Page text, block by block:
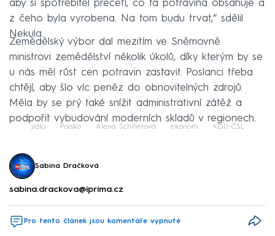
aby si spotřebitel přečetl, co ta potravina obsahuje a
z čeho byla vyrobena. Na tom budu trvat,“ sdělil
Nekula.
Zemědělský výbor dal mezitím ve Sněmovně
ministrovi zemědělství několik úkolů, díky kterým by se
u nás měl růst cen potravin zastavit. Poslanci třeba
chtějí, aby šlo víc peněz do obnovitelných zdrojů.
Měla by se prý také snížit administrativní zátěž a
podpořit vybudování moderních skladů v regionech.
jídlo Polsko Alena Schillerová ekonom KDU-ČSL
Sabina Dračková
sabina.drackova@iprima.cz
Pro tento článek jsou komentáře vypnuté